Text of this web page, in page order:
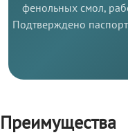
фенольных смол,
Подтверждено
Преимущества